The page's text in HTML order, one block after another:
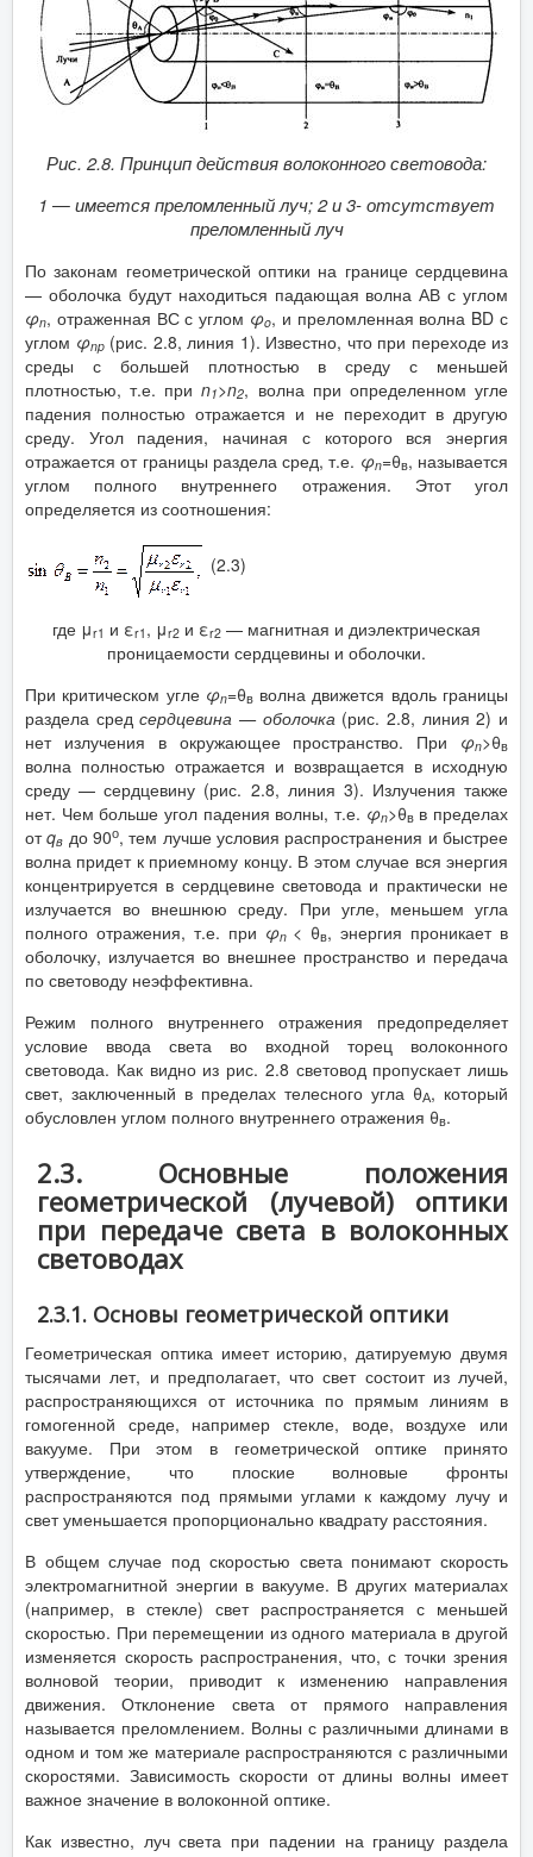
Рис. 2.8. Принцип действия волоконного световода:
1 — имеется преломленный луч; 2 и 3- отсутствует
преломленный луч
По законам геометрической оптики на границе сердцевина
— оболочка будут находиться падающая волна АВ с углом
φn, отраженная ВС с углом φo, и преломленная волна BD с
углом φnp(рис. 2.8, линия 1). Известно, что при переходе из
среды с большей плотностью в среду с меньшей
плотностью, т.е. приn1>n2, волна при определенном угле
падения полностью отражается и не переходит в другую
среду. Угол падения, начиная с которого вся энергия
отражается от границы раздела сред, т.е. φn=θв, называется
углом полного внутреннего отражения. Этот угол
определяется из соотношения:
(2.3)
где μr1 и εr1 , μr2 и εr2 — магнитная и диэлектрическая
проницаемости сердцевины и оболочки.
При критическом угле φn=θв волна движется вдоль границы
раздела средсердцевина — оболочка (рис. 2.8, линия 2) и
нет излучения в окружающее пространство. При φn>θв
волна полностью отражается и возвращается в исходную
среду — сердцевину (рис. 2.8, линия 3). Излучения также
нет. Чем больше угол падения волны, т.е. φn>θв в пределах
отqв до 90о, тем лучше условия распространения и быстрее
волна придет к приемному концу. В этом случае вся энергия
концентрируется в сердцевине световода и практически не
излучается во внешнюю среду. При угле, меньшем угла
полного отражения, т.е. при φn < θв, энергия проникает в
оболочку, излучается во внешнее пространство и передача
по световоду неэффективна.
Режим полного внутреннего отражения предопределяет
условие ввода света во входной торец волоконного
световода. Как видно из рис. 2.8 световод пропускает лишь
свет, заключенный в пределах телесного угла θА, который
обусловлен углом полного внутреннего отражения θв.
2.3. Основные положения
геометрической (лучевой) оптики
при передаче света в волоконных
световодах
2.3.1. Основы геометрической оптики
Геометрическая оптика имеет историю, датируемую двумя
тысячами лет, и предполагает, что свет состоит из лучей,
распространяющихся от источника по прямым линиям в
гомогенной среде, например стекле, воде, воздухе или
вакууме. При этом в геометрической оптике принято
утверждение, что плоские волновые фронты
распространяются под прямыми углами к каждому лучу и
свет уменьшается пропорционально квадрату расстояния.
В общем случае под скоростью света понимают скорость
электромагнитной энергии в вакууме. В других материалах
(например, в стекле) свет распространяется с меньшей
скоростью. При перемещении из одного материала в другой
изменяется скорость распространения, что, с точки зрения
волновой теории, приводит к изменению направления
движения. Отклонение света от прямого направления
называется преломлением. Волны с различными длинами в
одном и том же материале распространяются с различными
скоростями. Зависимость скорости от длины волны имеет
важное значение в волоконной оптике.
Как известно, луч света при падении на границу раздела